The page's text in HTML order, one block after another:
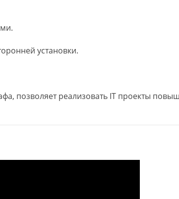
установки.
позволяет реализовать IT проекты